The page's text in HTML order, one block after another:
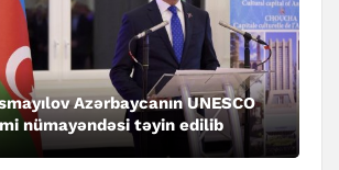
Azərbaycanın UNESCO
nümayəndəsi təyin edilib